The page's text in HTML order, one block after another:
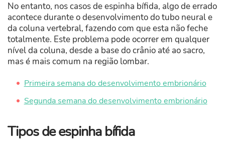
No entanto, nos casos de espinha bífida, algo de errado
acontece durante o desenvolvimento do tubo neural e
da coluna vertebral, fazendo com que esta não feche
totalmente. Este problema pode ocorrer em qualquer
nível da coluna, desde a base do crânio até ao sacro,
mas é mais comum na região lombar.
Primeira semana do desenvolvimento embrionário
Segunda semana do desenvolvimento embrionário
Tipos de espinha bífida